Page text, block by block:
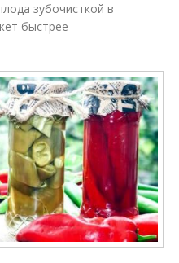
зубочисткой в
быстрее